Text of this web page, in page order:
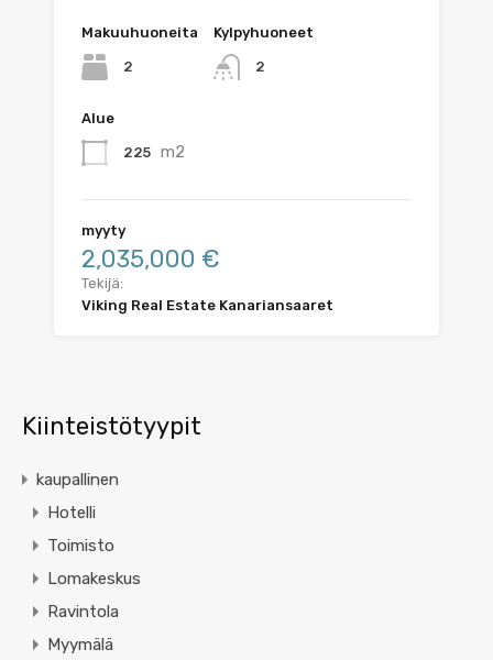
Makuuhuoneita
2
Kylpyhuoneet
2
Alue
225 m2
myyty
2,035,000 €
Tekijä:
Viking Real Estate Kanariansaaret
Kiinteistötyypit
kaupallinen
Hotelli
Toimisto
Lomakeskus
Ravintola
Myymälä